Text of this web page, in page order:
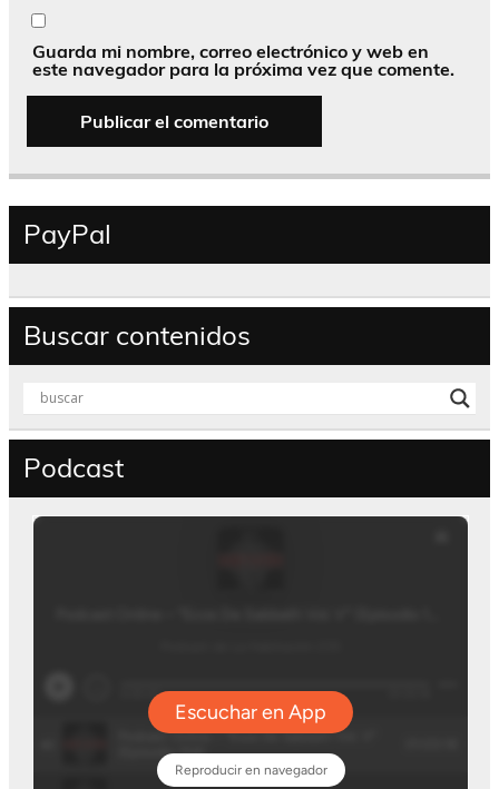
Guarda mi nombre, correo electrónico y web en
este navegador para la próxima vez que comente.
PayPal
Buscar contenidos
Podcast